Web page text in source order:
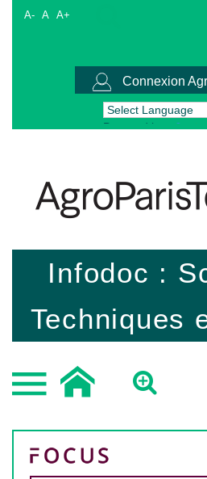
A- A A+
Connexion
Powered by
Infodoc :
Techniques